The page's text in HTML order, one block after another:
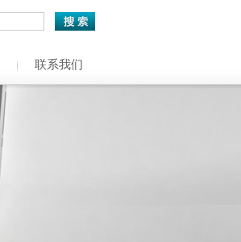
联系我们